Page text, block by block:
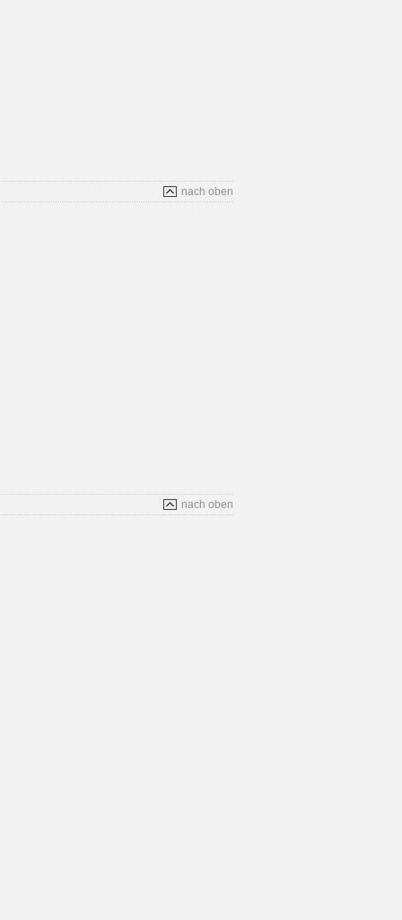
nach oben
nach oben